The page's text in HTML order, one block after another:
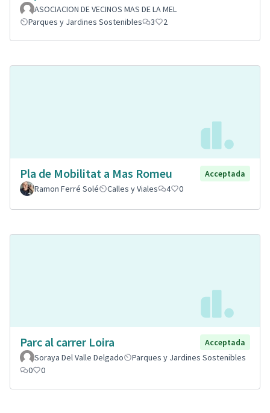
ASOCIACION DE VECINOS MAS DE LA MEL
Parques y Jardines Sostenibles
3 2
Pla de Mobilitat a Mas Romeu
Acceptada
Ramon Ferré Solé
Calles y Viales 4 0
Parc al carrer Loira
Acceptada
Soraya Del Valle Delgado
Parques y Jardines Sostenibles
0
0